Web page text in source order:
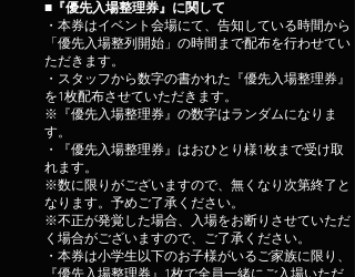
■『優先入場整理券』に関して
・本券はイベント会場にて、告知している時間から
「優先入場整列開始」の時間まで配布を行わせてい
ただきます。
・スタッフから数字の書かれた『優先入場整理券』
を1枚配布させていただきます。
※『優先入場整理券』の数字はランダムになりま
す。
・『優先入場整理券』はおひとり様1枚まで受け取
れます。
※数に限りがございますので、無くなり次第終了と
なります。予めご了承ください。
※不正が発覚した場合、入場をお断りさせていただ
く場合がございますので、ご了承ください。
・本券は小学生以下のお子様がいるご家族に限り、